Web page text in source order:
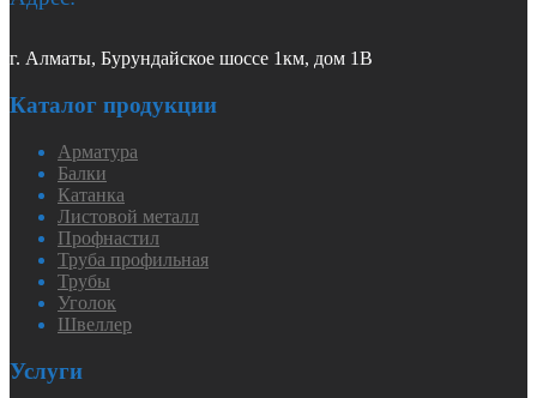
г. Алматы, Бурундайское шоссе 1км, дом 1В
Каталог продукции
Арматура
Балки
Катанка
Листовой металл
Профнастил
Труба профильная
Трубы
Уголок
Швеллер
Услуги